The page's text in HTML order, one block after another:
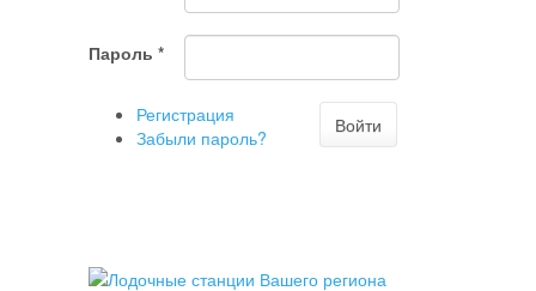
Пароль *
Регистрация
Забыли пароль?
Войти